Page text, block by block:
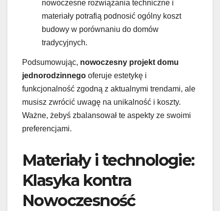
nowoczesne rozwiązania techniczne i
materiały potrafią podnosić ogólny koszt
budowy w porównaniu do domów
tradycyjnych.
Podsumowując, nowoczesny projekt domu
jednorodzinnego oferuje estetykę i
funkcjonalność zgodną z aktualnymi trendami, ale
musisz zwrócić uwagę na unikalność i koszty.
Ważne, żebyś zbalansował te aspekty ze swoimi
preferencjami.
Materiały i technologie:
Klasyka kontra
Nowoczesność